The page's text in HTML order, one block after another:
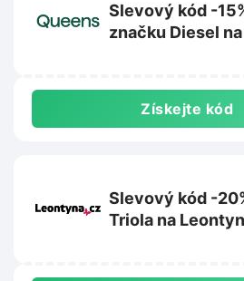
Slevový kód -
značku Diesel
Získejte kód
Slevový kód -
Triola na